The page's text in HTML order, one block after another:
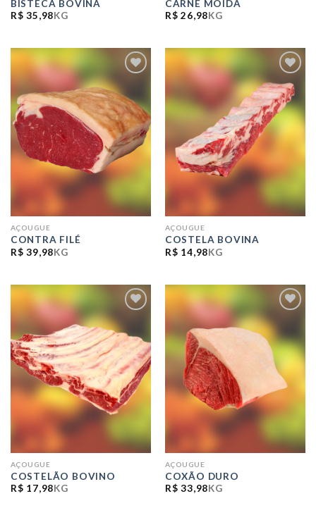
BISTECA BOVINA
R$ 35,98KG
CARNE MOÍDA
R$ 26,98KG
ADICIONAR
A LISTA DE
COMPRAS
AÇOUGUE
CONTRA FILÉ
R$ 39,98KG
ADICIONAR
A LISTA DE
COMPRAS
AÇOUGUE
COSTELA BOVINA
R$ 14,98KG
ADICIONAR
A LISTA DE
COMPRAS
AÇOUGUE
COSTELÃO BOVINO
R$ 17,98KG
ADICIONAR
A LISTA DE
COMPRAS
AÇOUGUE
COXÃO DURO
R$ 33,98KG